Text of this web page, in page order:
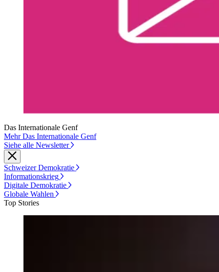
Das Internationale Genf
Mehr Das Internationale Genf
Siehe alle Newsletter
Schweizer Demokratie
Informationskrieg
Digitale Demokratie
Globale Wahlen
Top Stories